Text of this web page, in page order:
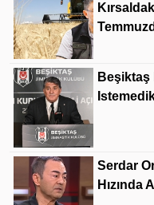
Beşiktaş
Serdar
Hızında